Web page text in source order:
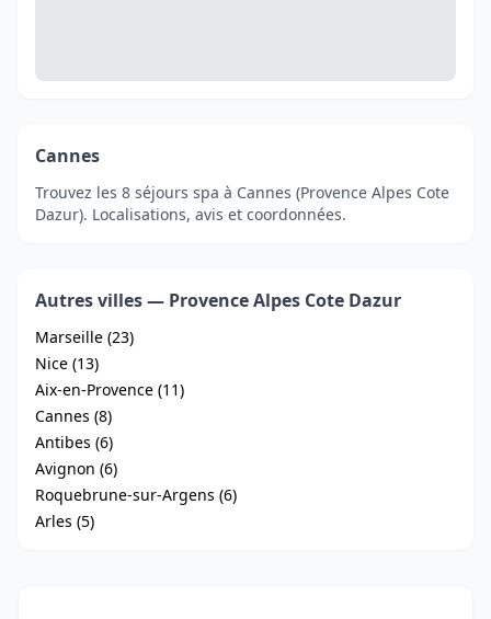
Cannes
Trouvez les 8 séjours spa à Cannes (Provence Alpes Cote
Dazur). Localisations, avis et coordonnées.
Autres villes — Provence Alpes Cote Dazur
Marseille (23)
Nice (13)
Aix-en-Provence (11)
Cannes (8)
Antibes (6)
Avignon (6)
Roquebrune-sur-Argens (6)
Arles (5)